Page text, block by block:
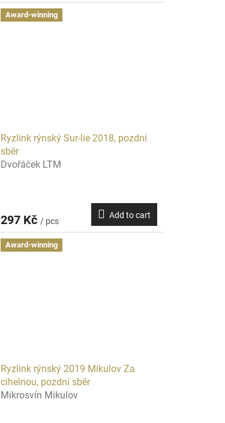
Award-winning
Ryzlink rýnský Sur-lie 2018, pozdní
sběr
Dvořáček LTM
297 Kč / pcs
Add to cart
Award-winning
Ryzlink rýnský 2019 Mikulov Za
cihelnou, pozdní sběr
Mikrosvín Mikulov